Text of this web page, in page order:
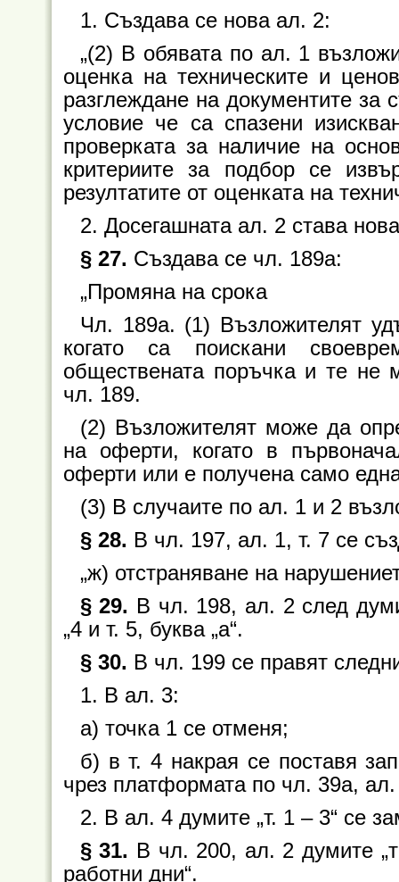
1. Създава се нова ал. 2:
„(2) В обявата по ал. 1
оценка на техническите и
разглеждане на документите за
условие че са спазени
проверката за наличие на
критериите за подбор се
резултатите от оценката на
2. Досегашната ал. 2 става
§ 27. Създава се чл. 189а:
„Промяна на срока
Чл. 189а. (1) Възложителят
когато са поискани
обществената поръчка и те не
чл. 189.
(2) Възложителят може да
на оферти, когато в
оферти или е получена само
(3) В случаите по ал. 1 и 2
§ 28. В чл. 197, ал. 1, т. 7 се
„ж) отстраняване на
§ 29. В чл. 198, ал. 2 след
„4 и т. 5, буква „а“.
§ 30. В чл. 199 се правят
1. В ал. 3:
а) точка 1 се отменя;
б) в т. 4 накрая се поставя
чрез платформата по чл. 39а, ал.
2. В ал. 4 думите „т. 1 – 3“ се
§ 31. В чл. 200, ал. 2 думите
работни дни“.